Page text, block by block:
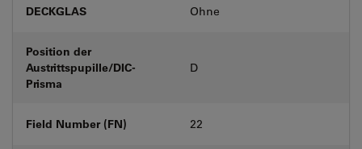
DECKGLAS Ohne
Position der
Austrittspupille/DIC-
Prisma
D
Field Number (FN) 22